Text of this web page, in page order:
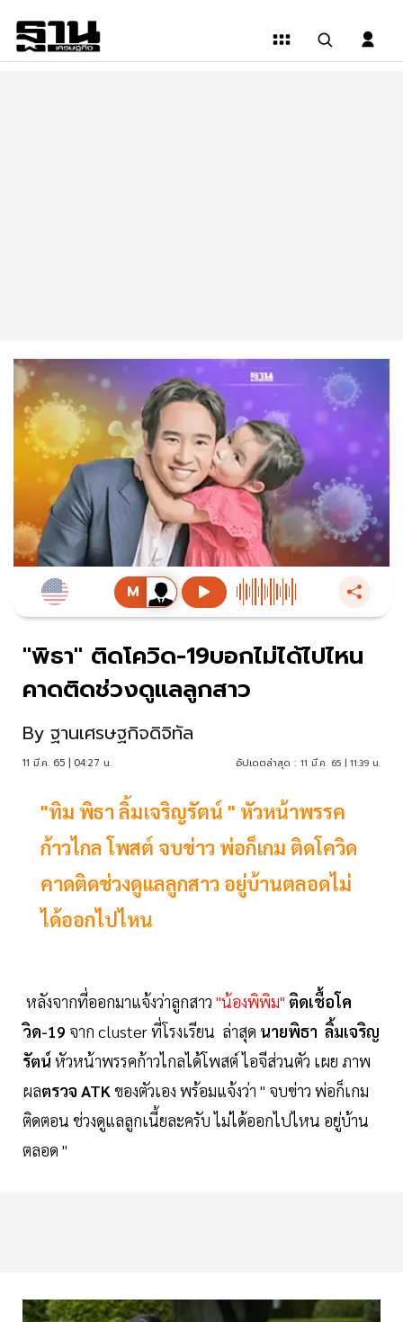
"พิธา" ติดโควิด-19บอกไม่ได้ไปไหน
คาดติดช่วงดูแลลูกสาว
By ฐานเศรษฐกิจดิจิทัล
11 มี.ค. 65 | 04:27 น. อัปเดตล่าสุด : 11 มี.ค. 65 | 11:39 น.
"ทิม พิธา ลิ้มเจริญรัตน์ " หัวหน้าพรรค
ก้าวไกล โพสต์ จบข่าว พ่อก็เกม ติดโควิด
คาดติดช่วงดูแลลูกสาว อยู่บ้านตลอดไม่
ได้ออกไปไหน
หลังจากที่ออกมาแจ้งว่าลูกสาว "น้องพิพิม" ติดเชื้อโค
วิด-19 จาก cluster ที่โรงเรียน ล่าสุด นายพิธา ลิ้มเจริญ
รัตน์ หัวหน้าพรรคก้าวไกลได้โพสต์ ไอจีส่วนตัว เผย ภาพ
ผลตรวจ ATK ของตัวเอง พร้อมแจ้งว่า " จบข่าว พ่อก็เกม
ติดตอน ช่วงดูแลลูกเนี้ยละครับ ไม่ได้ออกไปไหน อยู่บ้าน
ตลอด "